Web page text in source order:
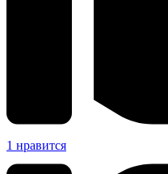
1 нравится